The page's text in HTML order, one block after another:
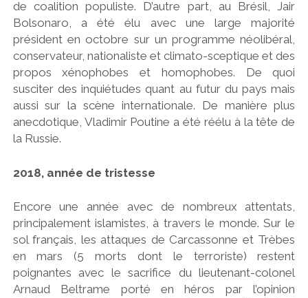
de coalition populiste. D’autre part, au Brésil, Jair
Bolsonaro, a été élu avec une large majorité
président en octobre sur un programme néolibéral,
conservateur, nationaliste et climato-sceptique et des
propos xénophobes et homophobes. De quoi
susciter des inquiétudes quant au futur du pays mais
aussi sur la scène internationale. De manière plus
anecdotique, Vladimir Poutine a été réélu à la tête de
la Russie.
2018, année de tristesse
Encore une année avec de nombreux attentats,
principalement islamistes, à travers le monde. Sur le
sol français, les attaques de Carcassonne et Trèbes
en mars (5 morts dont le terroriste) restent
poignantes avec le sacrifice du lieutenant-colonel
Arnaud Beltrame porté en héros par l’opinion